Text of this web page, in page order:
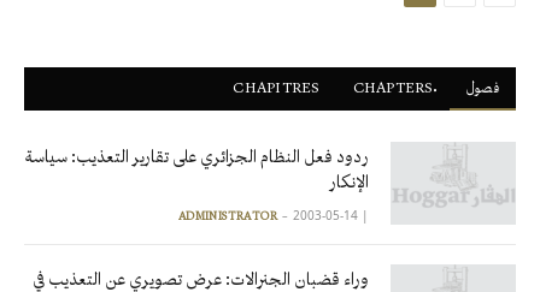
فصول CHAPITRES
ردود فعل النظام الجزائري على تقارير التعذيب: سياسة
الإنكار
|
ADMINISTRATOR 2003-05-14
وراء قضبان الجنرالات: عرض تصويري عن التعذيب في